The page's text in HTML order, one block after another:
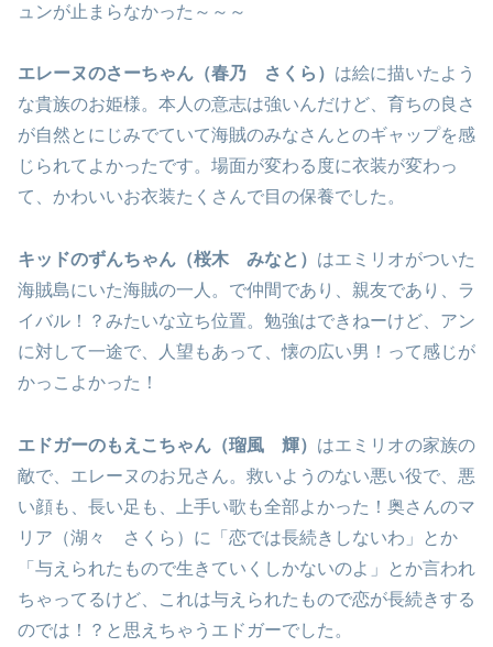
ュンが止まらなかった～～～
エレーヌのさーちゃん（春乃 さくら） は絵に描いたよう
な貴族のお姫様。本人の意志は強いんだけど、育ちの良さ
が自然とにじみでていて海賊のみなさんとのギャップを感
じられてよかったです。場面が変わる度に衣装が変わっ
て、かわいいお衣装たくさんで目の保養でした。
キッドのずんちゃん（桜木 みなと） はエミリオがついた
海賊島にいた海賊の一人。で仲間であり、親友であり、ラ
イバル！？みたいな立ち位置。勉強はできねーけど、アン
に対して一途で、人望もあって、懐の広い男！って感じが
かっこよかった！
エドガーのもえこちゃん（瑠風 輝） はエミリオの家族の
敵で、エレーヌのお兄さん。救いようのない悪い役で、悪
い顔も、長い足も、上手い歌も全部よかった！奥さんのマ
リア（湖々 さくら）に「恋では長続きしないわ」とか
「与えられたもので生きていくしかないのよ」とか言われ
ちゃってるけど、これは与えられたもので恋が長続きする
のでは！？と思えちゃうエドガーでした。